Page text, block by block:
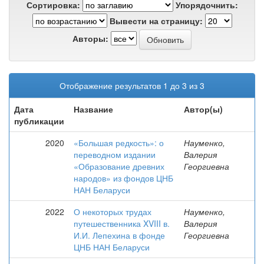
Сортировка:
Упорядочнить:
Вывести на страницу:
Авторы:
Отображение результатов 1 до 3 из 3
Дата
публикации
Название Автор(ы)
2020
«Большая редкость»: о
переводном издании
«Образование древних
народов» из фондов ЦНБ
НАН Беларуси
Науменко,
Валерия
Георгиевна
2022
О некоторых трудах
путешественника XVIII в.
И.И. Лепехина в фонде
ЦНБ НАН Беларуси
Науменко,
Валерия
Георгиевна